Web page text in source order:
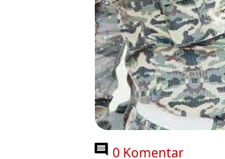
0 Komentar